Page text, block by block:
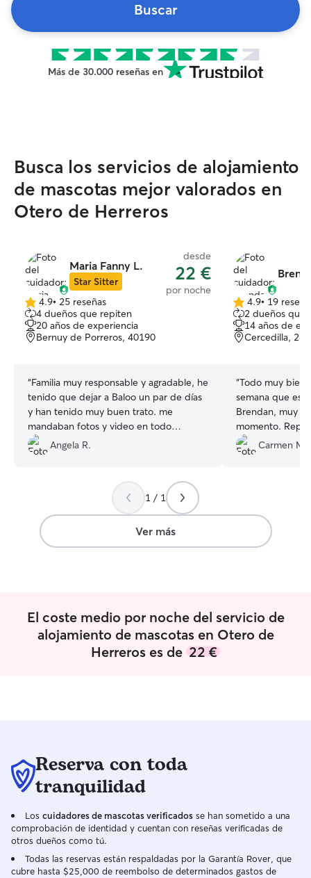
Buscar
Más de 30.000 reseñas en
Busca los servicios de alojamiento
de mascotas mejor valorados en
Otero de Herreros
Maria Fanny L.
Star Sitter
desde
22 €
por noche
4.9
de
5
estrellas
4.9• 25 reseñas
4 dueños que repiten
20 años de experiencia
Bernuy de Porreros, 40190
“Familia muy responsable y agradable, he
tenido que dejar a Baloo un par de días
y han tenido muy buen trato. me
mandaban fotos y video en todo
momento. Recomendado.
Angela R.
4.9
de
5
estrellas
4.9• 19
2 dueños que
14 años de
Cercedilla,
“Todo muy bien
semana que
Brendan, muy
momento. Repetiremos seguro con
Brendan.Carmen M.
1 / 1
Ver más
El coste medio por noche del servicio de
alojamiento de mascotas en Otero de
Herreros es de 22 €
Reserva con toda
tranquilidad
Los cuidadores de mascotas verificados se han sometido a una
comprobación de identidad y cuentan con reseñas verificadas de
otros dueños como tú.
Todas las reservas están respaldadas por la Garantía Rover, que
cubre hasta $25,000 de reembolso de determinados gastos de